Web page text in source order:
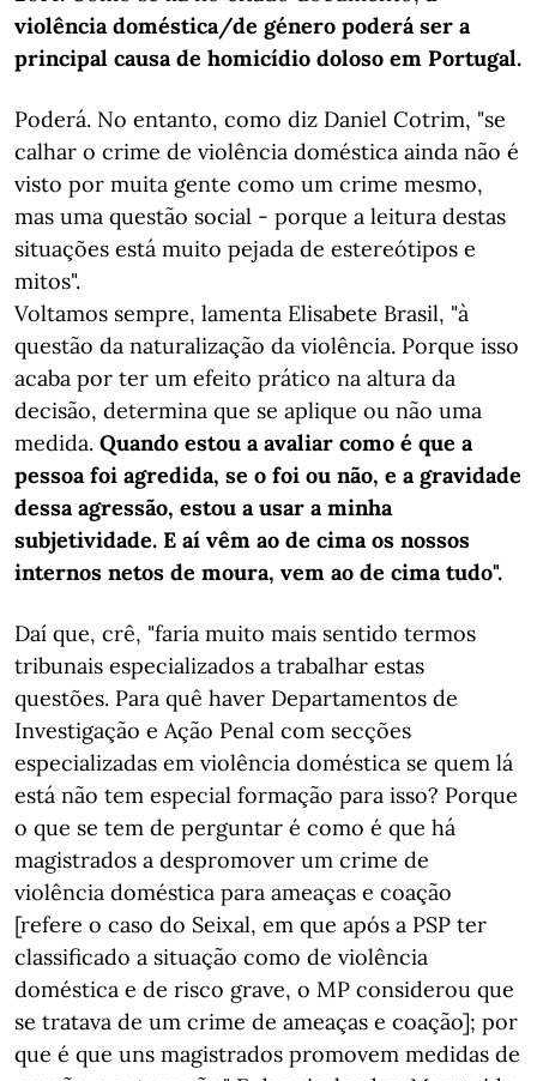
violência doméstica/de género poderá ser a
principal causa de homicídio doloso em Portugal.
Poderá. No entanto, como diz Daniel Cotrim, "se
calhar o crime de violência doméstica ainda não é
visto por muita gente como um crime mesmo,
mas uma questão social - porque a leitura destas
situações está muito pejada de estereótipos e
mitos".
Voltamos sempre, lamenta Elisabete Brasil, "à
questão da naturalização da violência. Porque isso
acaba por ter um efeito prático na altura da
decisão, determina que se aplique ou não uma
medida. Quando estou a avaliar como é que a
pessoa foi agredida, se o foi ou não, e a gravidade
dessa agressão, estou a usar a minha
subjetividade. E aí vêm ao de cima os nossos
internos netos de moura, vem ao de cima tudo".
Daí que, crê, "faria muito mais sentido termos
tribunais especializados a trabalhar estas
questões. Para quê haver Departamentos de
Investigação e Ação Penal com secções
especializadas em violência doméstica se quem lá
está não tem especial formação para isso? Porque
o que se tem de perguntar é como é que há
magistrados a despromover um crime de
violência doméstica para ameaças e coação
[refere o caso do Seixal, em que após a PSP ter
classificado a situação como de violência
doméstica e de risco grave, o MP considerou que
se tratava de um crime de ameaças e coação]; por
que é que uns magistrados promovem medidas de